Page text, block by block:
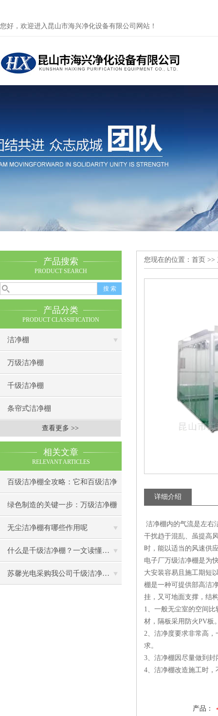
您好，欢迎进入昆山市海兴净化设备有限公司网站！
产品搜索
PRODUCT SEARCH
产品分类
PRODUCT CLASSIFICATION
洁净棚
万级洁净棚
千级洁净棚
条帘式洁净棚
查看更多 >>
相关文章
RELEVANT ARTICLES
百级洁净棚全攻略：它和百级洁净
室到底有什么区别？
绿色制造的关键一步：万级洁净棚
助力环保型半导体产业发展
无尘洁净棚有哪些作用呢
什么是千级洁净棚？一文读懂其结构特点与局部净化优势
苏馨光电采购我公司千级洁净棚普通工作台一批（7月07日）已顺利交货
您现在的位置： 首页 >>
详细介绍
洁净棚内的气流是左右
干扰趋于混乱、虽提高
时，能以适当的风速供
电子厂万级洁净棚是为
大安装容易且施工期短
棚是一种可提供部高洁
挂，又可地面支撑，结
1、一般无尘室的空间
材，隔板采用防火PV板
2、洁净度要求非常高
求。
3、洁净棚因尽量做到
4、洁净棚改造施工时
产品：